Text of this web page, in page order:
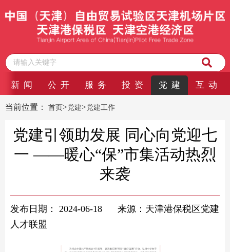
新 闻 公 开 服 务 投 资 党 建 互 动
当前位置： 首页>党建>党建工作
党建引领助发展 同心向党迎七
一 ——暖心“保”市集活动热烈
来袭
发布日期： 2024-06-18
来源：天津港保税区党建
人才联盟